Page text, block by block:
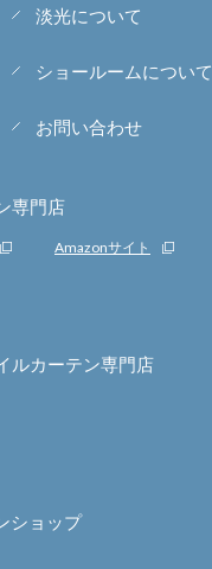
淡光について
ショールームについて
お問い合わせ
専門店
Amazonサイト
ルカーテン専門店
ショップ